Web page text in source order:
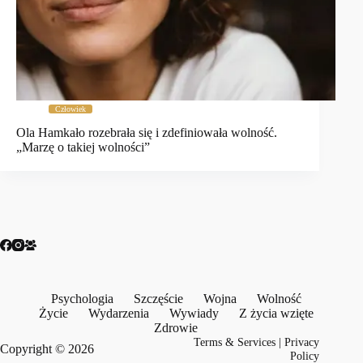
Człowiek
Ola Hamkało rozebrała się i zdefiniowała wolność.
„Marzę o takiej wolności”
Psychologia Szczęście Wojna
Wolność
Życie
Wydarzenia Wywiady
Z życia wzięte
Zdrowie
Copyright © 2026
Terms & Services |Privacy
Policy